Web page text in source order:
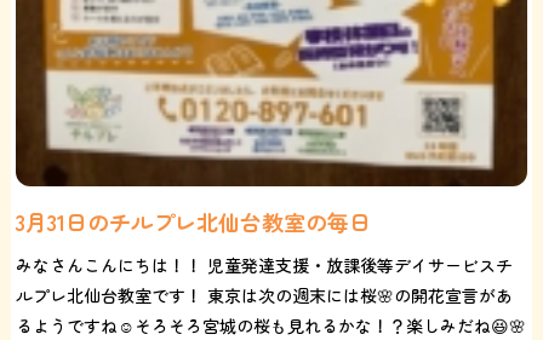
3月31日のチルプレ北仙台教室の毎日
みなさんこんにちは！！ 児童発達支援・放課後等デイサービスチ
ルプレ北仙台教室です！ 東京は次の週末には桜🌸の開花宣言があ
るようですね☺️そろそろ宮城の桜も見れるかな！？楽しみだね😆🌸